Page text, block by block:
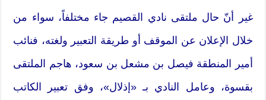
غير أنّ حال ملتقى نادي القصيم جاء مختلفاً، سواء من
خلال الإعلان عن الموقف أو طريقة التعبير ولغته، فنائب
أمير المنطقة فيصل بن مشعل بن سعود، هاجم الملتقى
بقسوة، وعامل النادي بـ «إذلال»، وفق تعبير الكاتب